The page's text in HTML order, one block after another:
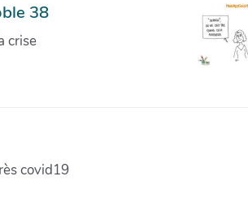
38
crise
covid19